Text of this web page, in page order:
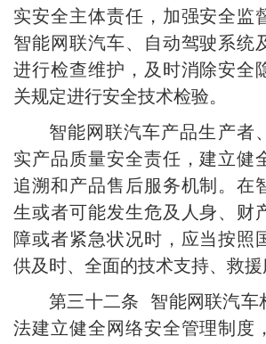
实安全主体责任，加强安全监
智能网联汽车、自动驾驶系统
进行检查维护，及时消除安全
关规定进行安全技术检验。
智能网联汽车产品生产者
实产品质量安全责任，建立健
追溯和产品售后服务机制。在
生或者可能发生危及人身、财
障或者紧急状况时，应当按照
供及时、全面的技术支持、救援
第三十二条 智能网联汽车
法建立健全网络安全管理制度